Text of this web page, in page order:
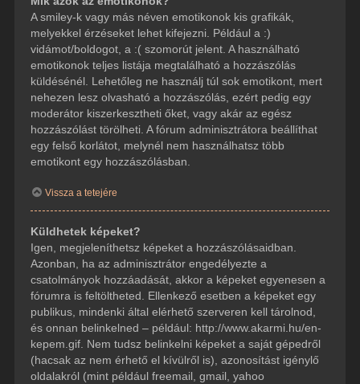
A smiley-k vagy más néven emotikonok kis grafikák,
melyekkel érzéseket lehet kifejezni. Például a :)
vidámot/boldogot, a :( szomorút jelent. A használható
emotikonok teljes listája megtalálható a hozzászólás
küldésénél. Lehetőleg ne használj túl sok emotikont, mert
nehezen lesz olvasható a hozzászólás, ezért pedig egy
moderátor kiszerkesztheti őket, vagy akár az egész
hozzászólást törölheti. A fórum adminisztrátora beállíthat
egy felső korlátot, melynél nem használhatsz több
emotikont egy hozzászólásban.
Vissza a tetejére
Küldhetek képeket?
Igen, megjeleníthetsz képeket a hozzászólásaidban.
Azonban, ha az adminisztrátor engedélyezte a
csatolmányok hozzáadását, akkor a képeket egyenesen a
fórumra is feltöltheted. Ellenkező esetben a képeket egy
publikus, mindenki által elérhető szerveren kell tárolnod,
és onnan belinkelned – például: http://www.akarmi.hu/en-
kepem.gif. Nem tudsz belinkelni képeket a saját gépedről
(hacsak az nem érhető el kívülről is), azonosítást igénylő
oldalakról (mint például freemail, gmail, yahoo